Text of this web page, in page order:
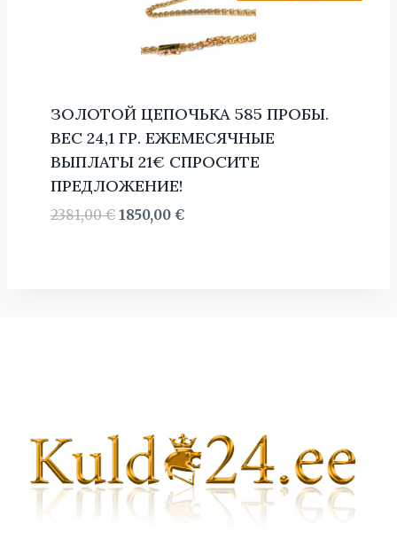
ЗОЛОТОЙ ЦЕПОЧЬКА 585 ПРОБЫ.
BЕС 24,1 ГР. ЕЖЕМЕСЯЧНЫЕ
ВЫПЛАТЫ 21€ СПРОСИТЕ
ПРЕДЛОЖЕНИЕ!
2381,00€ Первоначальная
1850,00 €Текущая